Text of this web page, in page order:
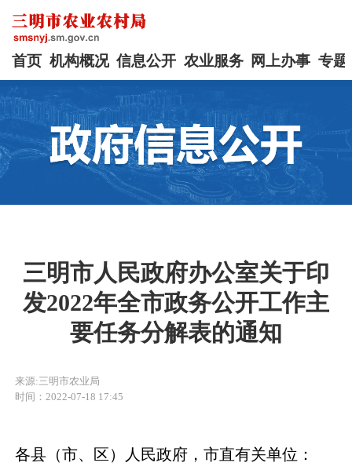
首页 机构概况 信息公开 农业服务 网上办事 专题
三明市人民政府办公室关于印
发2022年全市政务公开工作主
要任务分解表的通知
来源:三明市农业局
时间：2022-07-18 17:45
各县（市、区）人民政府，市直有关单位：